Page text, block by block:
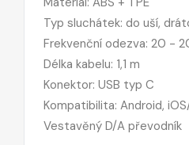
Typ sluchátek: do uší,
Frekvenční odezva: 20 -
Délka kabelu: 1,1 m
Konektor: USB typ C
Kompatibilita: Android,
Vestavěný D/A převodník